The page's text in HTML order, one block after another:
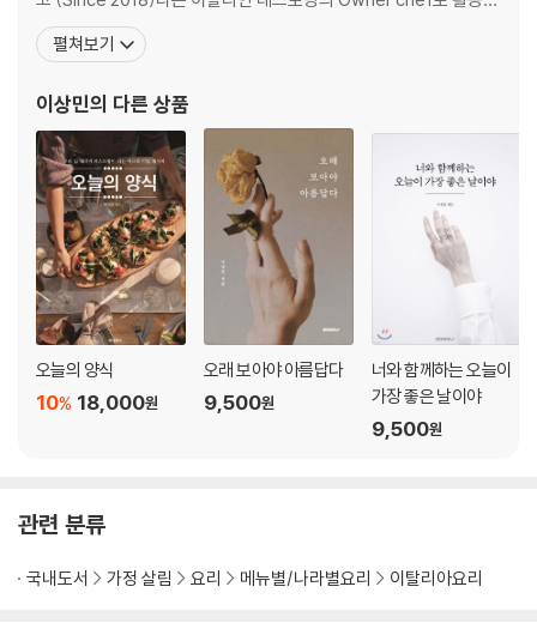
꾸덕함에 먹물을 더하다 | 먹물 생면 크림 까르보나라
진한 마늘과 버터의 만남 | 갈릭 버터 생면 카펠리니
고기 소스의 깊은 풍미 | 라구 생면 파스타
샐러드야, 파스타야? | 닭가슴살 바질&루꼴라 생면 냉파스타
입맛 돌게 하는 신선함 | 연어 샐러드 생면 냉파스타
한입 가득 쫄깃함을 | 관자 오일 라비올리
꾸덕함과 상큼함의 조화 | 감베리 버터&레몬 라비올리
클래식함의 매력과 감동 | 생면 라자냐
고소함과 짠맛의 밸런스 | 잠봉버터 스파게티니
평범함에 감칠맛을 더하다 | 표고버섯 알리오올리오
부추의 변신은 무죄 | 부추 알리오올리오
속이 꽉 찬 이탈리안 만두 | 관자 오일 토르텔리니
입이 즐거워지는 맛 | 감베리 버터&레몬 토르텔리니
한국에서 느끼는 이탈리아 전통 | 먹물 생면 리얼 까르보나라
[건면]
토마토와 바질의 향긋한 만남 | 라따뚜이 스파게티
중이다. 살아온 생은 짧지만 다양한 경험과 바람을 품고 『너와 함께하
는 오늘이 가장 좋은 날이야』(2018), 『오래 보아야 아름답다』(202
펼쳐보기
이상민의 다른 상품
오늘의 양식
18,000원
10%
오래 보아야 아름답다
9,500원
너와 함께하는 오늘이
가장 좋은 날이야
9,500원
관련 분류
국내도서 가정 살림 요리 메뉴별/나라별요리 이탈리아요리